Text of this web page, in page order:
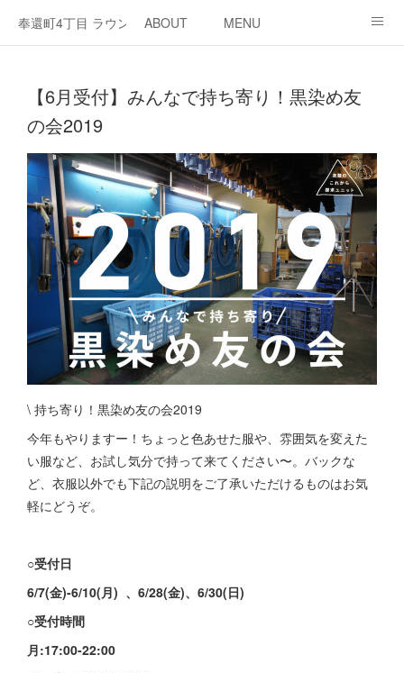
奉還町4丁目 ラウンジ・カド
ABOUT MENU
【6月受付】みんなで持ち寄り！黒染め友
の会2019
\ 持ち寄り！黒染め友の会2019
今年もやりますー！ちょっと色あせた服や、雰囲気を変えた
い服など、お試し気分で持って来てください〜。バックな
ど、衣服以外でも下記の説明をご了承いただけるものはお気
軽にどうぞ。
○受付日
6/7(金)-6/10(月) 、6/28(金)、6/30(日)
○受付時間
月:17:00-22:00